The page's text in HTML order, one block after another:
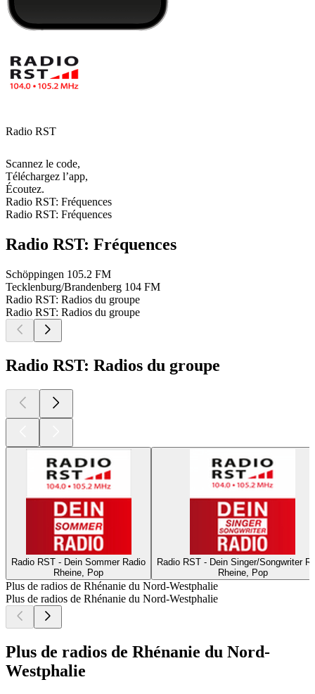
Radio RST
Scannez le code,
Téléchargez l’app,
Écoutez.
Radio RST: Fréquences
Radio RST: Fréquences
Radio RST: Fréquences
Schöppingen 105.2 FM
Tecklenburg/Brandenberg 104 FM
Radio RST: Radios du groupe
Radio RST: Radios du groupe
Radio RST: Radios du groupe
Radio RST - Dein Sommer Radio
Rheine, Pop
Radio RST - Dein Singer/Songwriter
Rheine, Pop
Plus de radios de Rhénanie du Nord-Westphalie
Plus de radios de Rhénanie du Nord-Westphalie
Plus de radios de Rhénanie du Nord-
Westphalie